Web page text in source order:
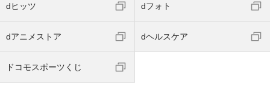
dヒッツ dフォト
dアニメストア dヘルスケア
ドコモスポーツくじ